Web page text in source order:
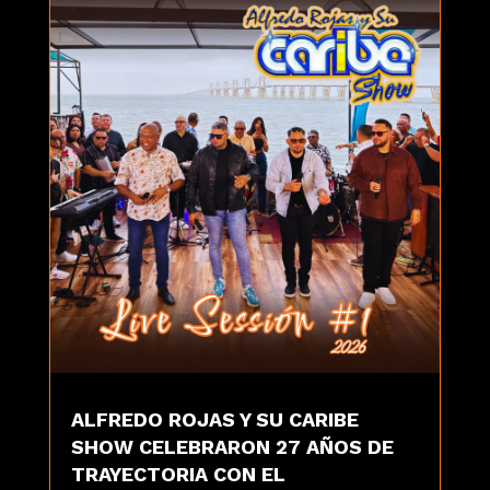
ALFREDO ROJAS Y SU CARIBE
SHOW CELEBRARON 27 AÑOS DE
TRAYECTORIA CON EL